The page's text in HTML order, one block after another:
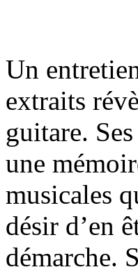
Un
extraits
guitare.
une
musicales
désir d’en
démarche.